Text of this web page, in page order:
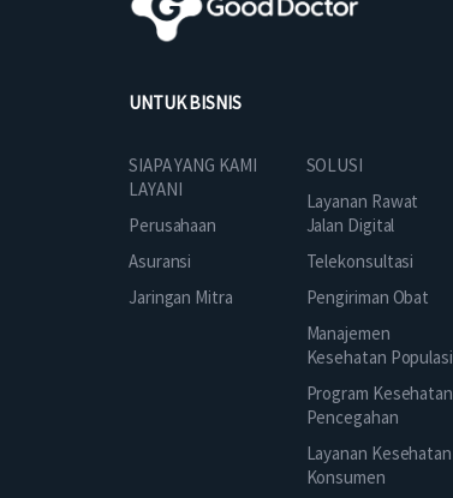
UNTUK BISNIS
SIAPA YANG KAMI
LAYANI
Perusahaan
Asuransi
Jaringan Mitra
SOLUSI
Layanan Rawat
Jalan Digital
Telekonsultasi
Pengiriman Obat
Manajemen
Kesehatan Populasi
Program Kesehatan
Pencegahan
Layanan Kesehatan
Konsumen